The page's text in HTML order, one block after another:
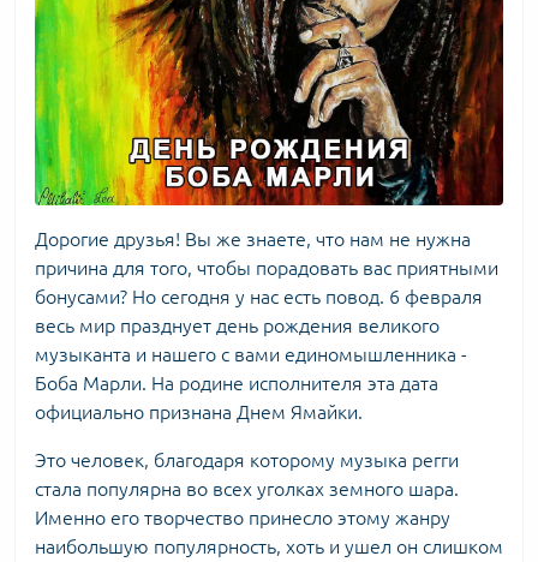
Дорогие друзья! Вы же знаете, что нам не нужна
причина для того, чтобы порадовать вас приятными
бонусами? Но сегодня у нас есть повод. 6 февраля
весь мир празднует день рождения великого
музыканта и нашего с вами единомышленника -
Боба Марли. На родине исполнителя эта дата
официально признана Днем Ямайки.
Это человек, благодаря которому музыка регги
стала популярна во всех уголках земного шара.
Именно его творчество принесло этому жанру
наибольшую популярность, хоть и ушел он слишком